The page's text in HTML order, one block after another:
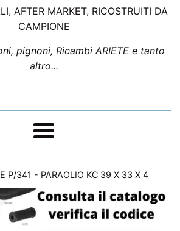
AFTER MARKET, RICOSTRUITI DA
CAMPIONE
pignoni, Ricambi ARIETE e tanto
altro...
Menu
P/341 - PARAOLIO KC 39 X 33 X 4